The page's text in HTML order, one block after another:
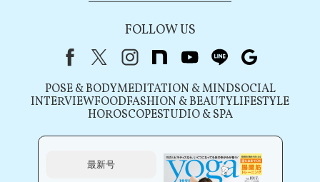
FOLLOW US
FacebookX（旧Twitter）
instagram
note youtubeline
POSE & BODYMEDITATION & MINDSOCIAL
INTERVIEWFOODFASHION & BEAUTYLIFESTYLE
HOROSCOPESTUDIO & SPA
最新号